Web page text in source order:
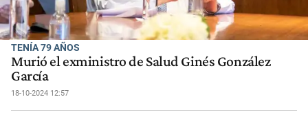
TENÍA 79 AÑOS
Murió el exministro de Salud Ginés González
García
18-10-2024 12:57